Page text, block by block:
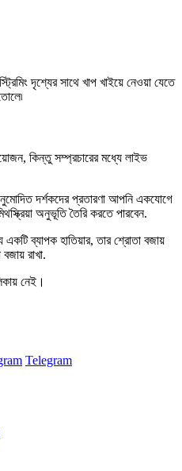
দৃশ্যের সাথে খাপ খাইয়ে নেওয়া যেতে
কিন্তু সম্প্রচারের মধ্যে লাইভ
দর্শকদের প্রতারণা আপনি একযোগে
অনুভূতি তৈরি করতে পারবেন.
একটি ব্যাপক হাতিয়ার, তার শ্রোতা বজায়
রাখা.
নেই।
Telegram